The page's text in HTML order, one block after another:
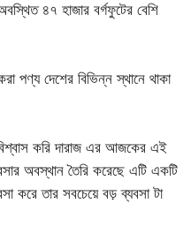
৪৭ হাজার বর্গফুটের বেশি
পণ্য দেশের বিভিন্ন স্থানে থাকা
করি দারাজ এর আজকের এই
অবস্থান তৈরি করেছে এটি একটি
করে তার সবচেয়ে বড় ব্যবসা টা